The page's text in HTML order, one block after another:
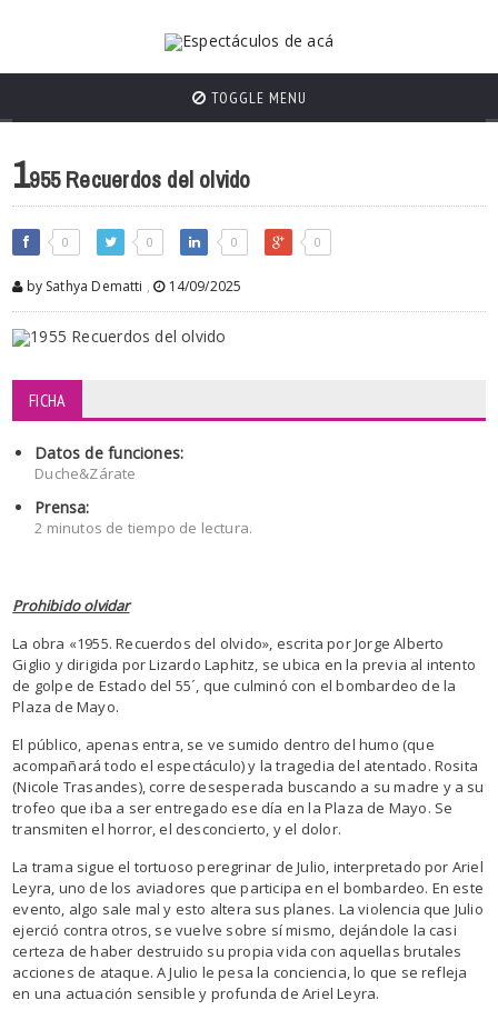
TOGGLE MENU
1955 Recuerdos del olvido
0 0 0 0
by Sathya Dematti , 14/09/2025
FICHA
Datos de funciones:
Duche&Zárate
Prensa:
2 minutos de tiempo de lectura.
Prohibido olvidar
La obra «1955. Recuerdos del olvido», escrita por Jorge Alberto
Giglio y dirigida por Lizardo Laphitz, se ubica en la previa al intento
de golpe de Estado del 55´, que culminó con el bombardeo de la
Plaza de Mayo.
El público, apenas entra, se ve sumido dentro del humo (que
acompañará todo el espectáculo) y la tragedia del atentado. Rosita
(Nicole Trasandes), corre desesperada buscando a su madre y a su
trofeo que iba a ser entregado ese día en la Plaza de Mayo. Se
transmiten el horror, el desconcierto, y el dolor.
La trama sigue el tortuoso peregrinar de Julio, interpretado por Ariel
Leyra, uno de los aviadores que participa en el bombardeo. En este
evento, algo sale mal y esto altera sus planes. La violencia que Julio
ejerció contra otros, se vuelve sobre sí mismo, dejándole la casi
certeza de haber destruido su propia vida con aquellas brutales
acciones de ataque. A Julio le pesa la conciencia, lo que se refleja
en una actuación sensible y profunda de Ariel Leyra.